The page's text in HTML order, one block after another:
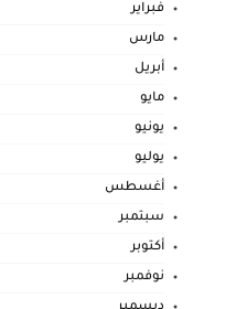
فبراير
مارس
أبريل
مايو
يونيو
يوليو
أغسطس
سبتمبر
أكتوبر
نوفمبر